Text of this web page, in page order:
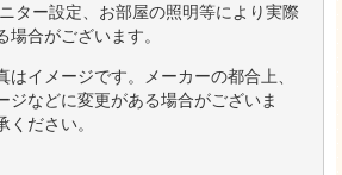
ター設定、お部屋の照明等により実際
合がございます。
イメージです。メーカーの都合上、
ジなどに変更がある場合がございま
ださい。